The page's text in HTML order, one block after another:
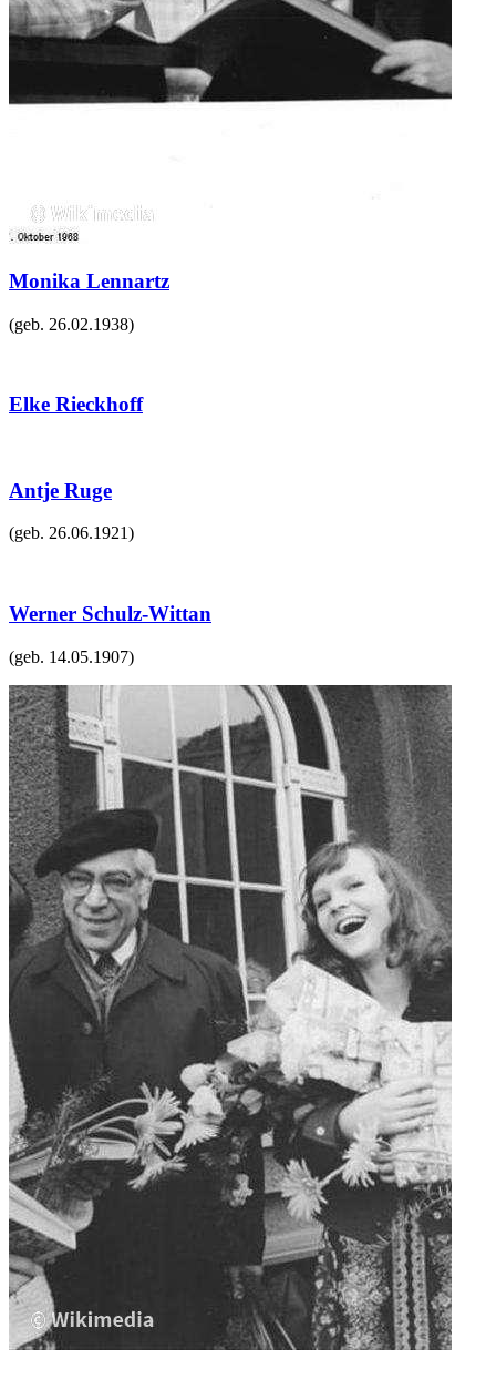
Monika Lennartz
(geb. 26.02.1938)
Elke Rieckhoff
Antje Ruge
(geb. 26.06.1921)
Werner Schulz-Wittan
(geb. 14.05.1907)